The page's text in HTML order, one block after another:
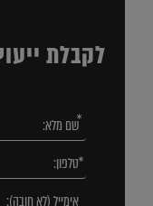
לקבלת